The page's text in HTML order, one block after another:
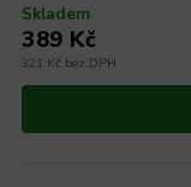
Skladem
321 Kč bez DPH
389 Kč